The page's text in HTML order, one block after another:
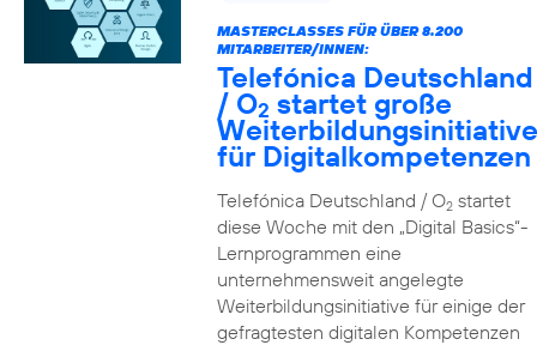
MASTERCLASSES FÜR ÜBER 8.200
MITARBEITER/INNEN:
Telefónica Deutschland
/ O2 startet große
Weiterbildungsinitiative
für Digitalkompetenzen
Telefónica Deutschland / O2startet
diese Woche mit den „Digital Basics“-
Lernprogrammen eine
unternehmensweit angelegte
Weiterbildungsinitiative für einige der
gefragtesten digitalen Kompetenzen